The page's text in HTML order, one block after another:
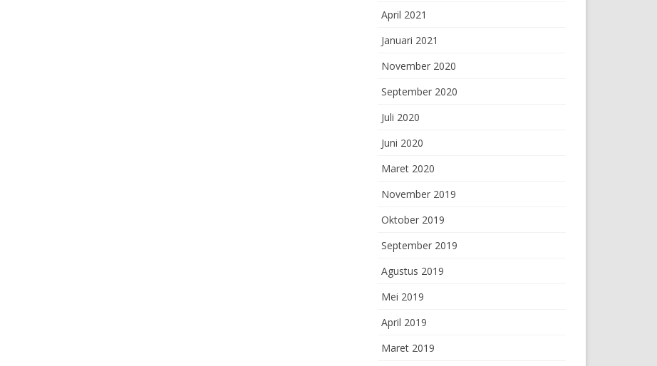
April 2021
Januari 2021
November 2020
September 2020
Juli 2020
Juni 2020
Maret 2020
November 2019
Oktober 2019
September 2019
Agustus 2019
Mei 2019
April 2019
Maret 2019